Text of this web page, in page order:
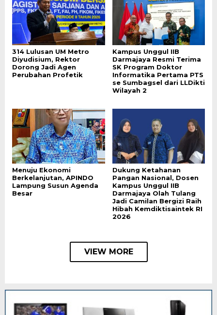
314 Lulusan UM Metro
Diyudisium, Rektor
Dorong Jadi Agen
Perubahan Profetik
Kampus Unggul IIB
Darmajaya Resmi Terima
SK Program Doktor
Informatika Pertama PTS
se Sumbagsel dari LLDikti
Wilayah 2
Menuju Ekonomi
Berkelanjutan, APINDO
Lampung Susun Agenda
Besar
Dukung Ketahanan
Pangan Nasional, Dosen
Kampus Unggul IIB
Darmajaya Olah Tulang
Jadi Camilan Bergizi Raih
Hibah Kemdiktisaintek RI
2026
VIEW MORE